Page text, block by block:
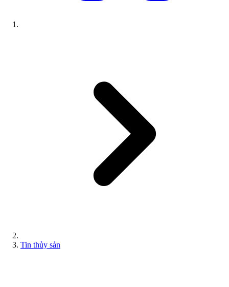
Tin thủy sản